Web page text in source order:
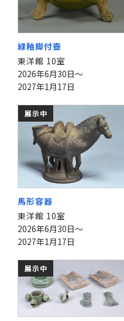
緑釉脚付壺
東洋館 10室
2026年6月30日～
2027年1月17日
展示中
馬形容器
東洋館 10室
2026年6月30日～
2027年1月17日
展示中